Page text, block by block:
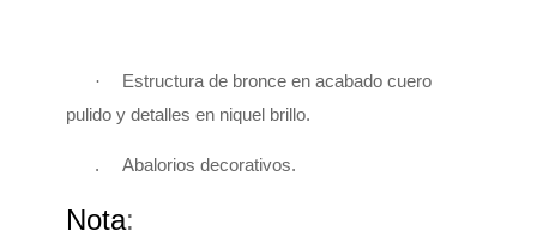
·
Estructura de bronce en acabado cuero
pulido y detalles en niquel brillo.
. Abalorios decorativos.
Nota: